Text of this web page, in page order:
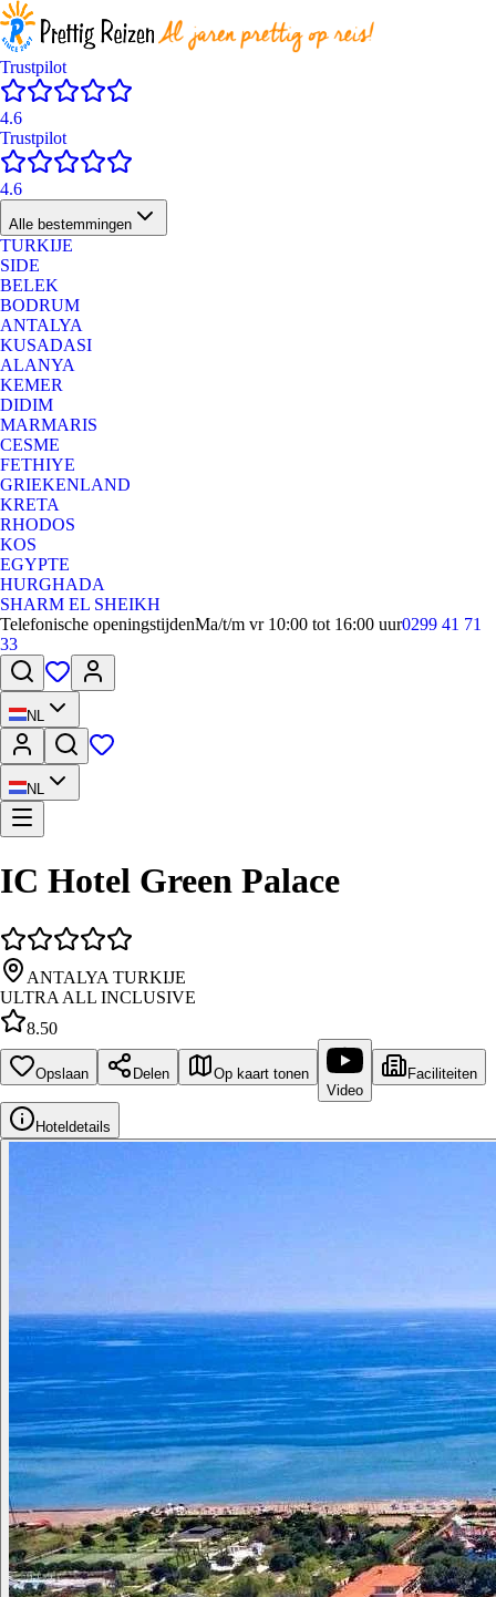
Trustpilot
4.6
Trustpilot
4.6
Alle bestemmingen
TURKIJE
SIDE
BELEK
BODRUM
ANTALYA
KUSADASI
ALANYA
KEMER
DIDIM
MARMARIS
CESME
FETHIYE
GRIEKENLAND
KRETA
RHODOS
KOS
EGYPTE
HURGHADA
SHARM EL SHEIKH
Telefonische openingstijdenMa/t/m vr 10:00 tot 16:00 uur0299 41 71
33
NL
NL
IC Hotel Green Palace
ANTALYA TURKIJE
ULTRA ALL INCLUSIVE
8.50
Opslaan Delen
Op kaart tonen
Video
Faciliteiten
Hoteldetails